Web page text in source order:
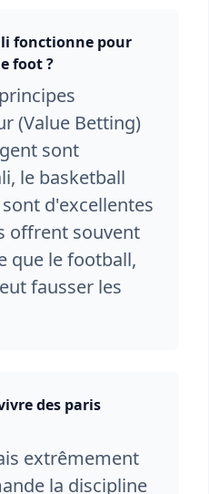
fonctionne pour
foot ?
(Value Betting)
sont
le basketball
d'excellentes
offrent souvent
que le football,
fausser les
des paris
extrêmement
la discipline